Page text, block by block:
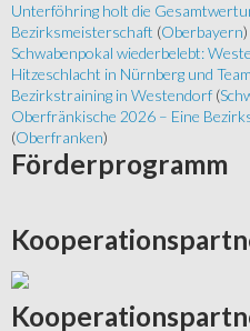
Unterföhring holt die
Bezirksmeisterschaft (Oberbayern)
Schwabenpokal wiederbelebt:
Hitzeschlacht in Nürnberg und
Bezirkstraining in Westendorf (
Oberfränkische 2026 – Eine
(Oberfranken)
Förderprogramm